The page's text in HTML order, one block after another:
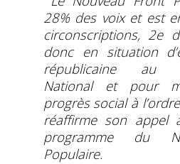
28% des voix et est
circonscriptions, 2e
donc en situation
républicaine au
National et pour
progrès social à
réaffirme son appel
programme du
Populaire.